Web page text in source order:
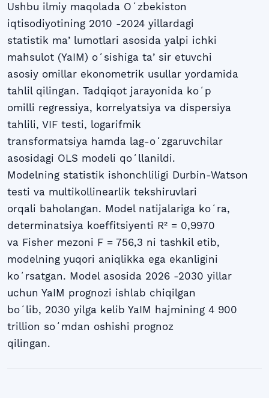
Ushbu ilmiy maqolada Oʻzbekiston
iqtisodiyotining 2010 -2024 yillardagi
statistik maʼlumotlari asosida yalpi ichki
mahsulot (YaIM) oʻsishiga taʼsir etuvchi
asosiy omillar ekonometrik usullar yordamida
tahlil qilingan. Tadqiqot jarayonida koʻp
omilli regressiya, korrelyatsiya va dispersiya
tahlili, VIF testi, logarifmik
transformatsiya hamda lag-oʻzgaruvchilar
asosidagi OLS modeli qoʻllanildi.
Modelning statistik ishonchliligi Durbin-Watson
testi va multikollinearlik tekshiruvlari
orqali baholangan. Model natijalariga koʻra,
determinatsiya koeffitsiyenti R² = 0,9970
va Fisher mezoni F = 756,3 ni tashkil etib,
modelning yuqori aniqlikka ega ekanligini
koʻrsatgan. Model asosida 2026 -2030 yillar
uchun YaIM prognozi ishlab chiqilgan
boʻlib, 2030 yilga kelib YaIM hajmining 4 900
trillion soʻmdan oshishi prognoz
qilingan.